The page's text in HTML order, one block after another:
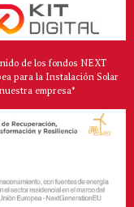
de los fondos NEXT
para la Instalación Solar
empresa*